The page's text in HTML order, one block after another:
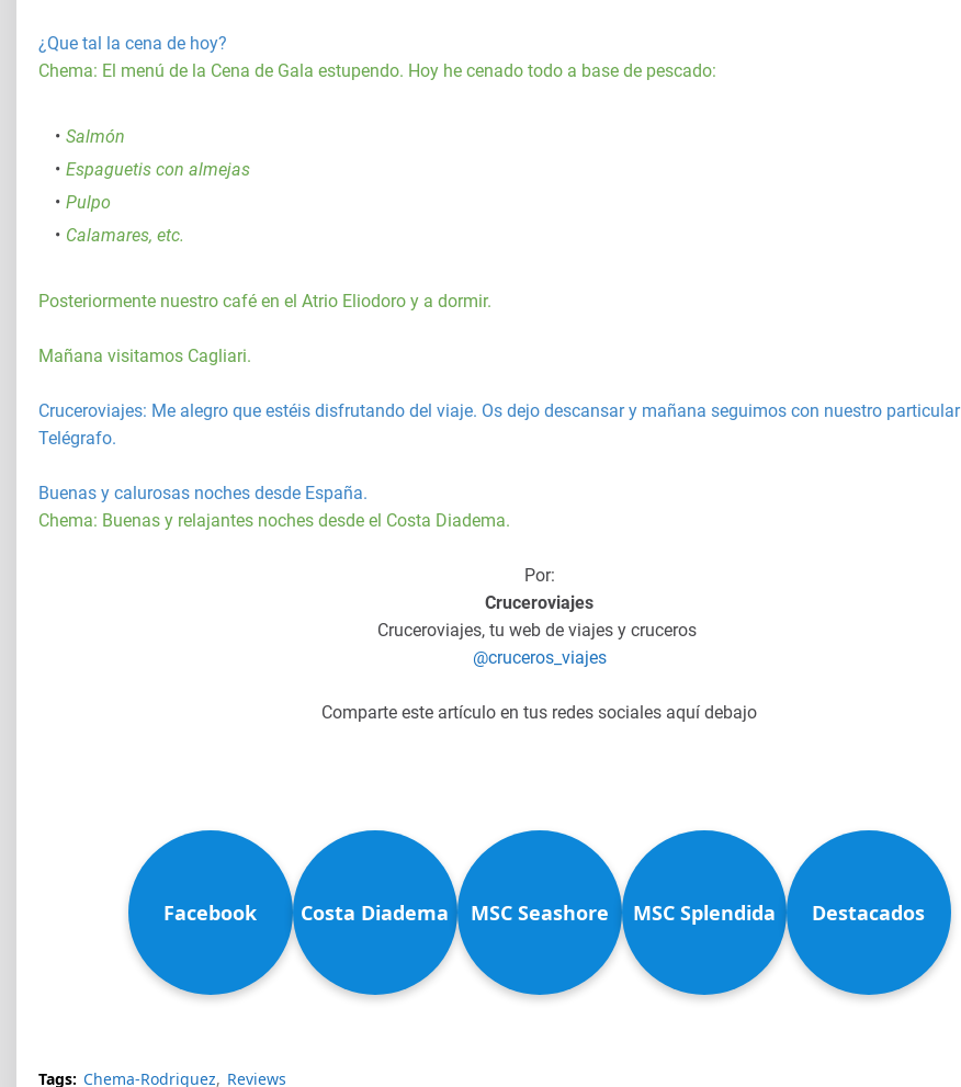
¿Que tal la cena de hoy?
Chema: El menú de la Cena de Gala estupendo. Hoy he cenado todo a base de pescado:
Salmón
Espaguetis con almejas
Pulpo
Calamares, etc.
Posteriormente nuestro café en el Atrio Eliodoro y a dormir.
Mañana visitamos Cagliari.
Cruceroviajes: Me alegro que estéis disfrutando del viaje. Os dejo descansar y mañana seguimos con nuestro particular
Telégrafo.
Buenas y calurosas noches desde España.
Chema: Buenas y relajantes noches desde el Costa Diadema.
Por:
Cruceroviajes
Cruceroviajes, tu web de viajes y cruceros
@cruceros_viajes
Comparte este artículo en tus redes sociales aquí debajo
Facebook Costa Diadema MSC Seashore MSC Splendida Destacados
Tags: Chema-Rodriguez Reviews